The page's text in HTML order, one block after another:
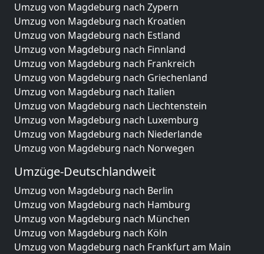
Umzug von Magdeburg nach Zypern
Umzug von Magdeburg nach Kroatien
Umzug von Magdeburg nach Estland
Umzug von Magdeburg nach Finnland
Umzug von Magdeburg nach Frankreich
Umzug von Magdeburg nach Griechenland
Umzug von Magdeburg nach Italien
Umzug von Magdeburg nach Liechtenstein
Umzug von Magdeburg nach Luxemburg
Umzug von Magdeburg nach Niederlande
Umzug von Magdeburg nach Norwegen
Umzüge-Deutschlandweit
Umzug von Magdeburg nach Berlin
Umzug von Magdeburg nach Hamburg
Umzug von Magdeburg nach München
Umzug von Magdeburg nach Köln
Umzug von Magdeburg nach Frankfurt am Main